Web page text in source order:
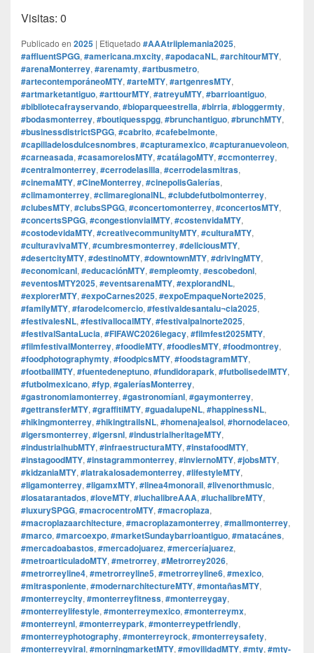
Visitas: 0
Publicado en 2025 | Etiquetado #AAAtriiplemania2025,
#affluentSPGG, #americana.mxcity, #apodacaNL, #architourMTY,
#arenaMonterrey, #arenamty, #artbusmetro,
#artecontemporáneoMTY, #arteMTY, #artgenresMTY,
#artmarketantiguo, #arttourMTY, #atreyuMTY, #barrioantiguo,
#bibliotecafrayservando, #bioparqueestrella, #birria, #bloggermty,
#bodasmonterrey, #boutiquesspgg, #brunchantiguo, #brunchMTY,
#businessdistrictSPGG, #cabrito, #cafebelmonte,
#capilladelosdulcesnombres, #capturamexico, #capturanuevoleon,
#carneasada, #casamorelosMTY, #catálagoMTY, #ccmonterrey,
#centralmonterrey, #cerrodelasilla, #cerrodelasmitras,
#cinemaMTY, #CineMonterrey, #cinepolisGalerías,
#climamonterrey, #climaregionalNL, #clubdefutbolmonterrey,
#clubesMTY, #clubsSPGG, #concertomonterrey, #concertosMTY,
#concertsSPGG, #congestionvialMTY, #costenvidaMTY,
#costodevidaMTY, #creativecommunityMTY, #culturaMTY,
#culturavivaMTY, #cumbresmonterrey, #deliciousMTY,
#desertcityMTY, #destinoMTY, #downtownMTY, #drivingMTY,
#economicanl, #educaciónMTY, #empleomty, #escobedonl,
#eventosMTY2025, #eventsarenaMTY, #explorandNL,
#explorerMTY, #expoCarnes2025, #expoEmpaqueNorte2025,
#familyMTY, #farodelcomercio, #festivaldesantalu¬cia2025,
#festivalesNL, #festivallocalMTY, #festivalpalnorte2025,
#festivalSantaLucia, #FIFAWC2026legacy, #filmfest2025MTY,
#filmfestivalMonterrey, #foodieMTY, #foodiesMTY, #foodmontrey,
#foodphotographymty, #foodpicsMTY, #foodstagramMTY,
#footballMTY, #fuentedeneptuno, #fundidorapark, #futbolisedelMTY,
#futbolmexicano, #fyp, #galeríasMonterrey,
#gastronomiamonterrey, #gastronomíanl, #gaymonterrey,
#gettransferMTY, #graffitiMTY, #guadalupeNL, #happinessNL,
#hikingmonterrey, #hikingtrailsNL, #homenajealsol, #hornodelaceo,
#igersmonterrey, #igersnl, #industrialheritageMTY,
#industrialhubMTY, #infraestructuraMTY, #instafoodMTY,
#instagoodMTY, #instagrammonterrey, #inviernoMTY, #jobsMTY,
#kidzaniaMTY, #latrakalosademonterrey, #lifestyleMTY,
#ligamonterrey, #ligamxMTY, #linea4monorail, #livenorthmusic,
#losatarantados, #loveMTY, #luchalibreAAA, #luchalibreMTY,
#luxurySPGG, #macrocentroMTY, #macroplaza,
#macroplazaarchitecture, #macroplazamonterrey, #mallmonterrey,
#marco, #marcoexpo, #marketSundaybarrioantiguo, #matacánes,
#mercadoabastos, #mercadojuarez, #merceríajuarez,
#metroarticuladoMTY, #metrorrey, #Metrorrey2026,
#metrorreyline4, #metrorreyline5, #metrorreyline6, #mexico,
#mitrasponiente, #modernarchitectureMTY, #montañasMTY,
#monterreycity, #monterreyfitness, #monterreygay,
#monterreylifestyle, #monterreymexico, #monterreymx,
#monterreynl, #monterreypark, #monterreypetfriendly,
#monterreyphotography, #monterreyrock, #monterreysafety,
#monterreyviral, #morningmarketMTY, #movilidadMTY, #mty, #mty-